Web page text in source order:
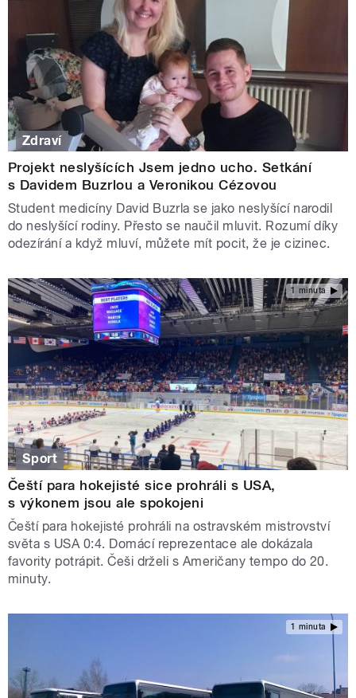
Zdraví
Projekt neslyšících Jsem jedno ucho. Setkání
s Davidem Buzrlou a Veronikou Cézovou
Student medicíny David Buzrla se jako neslyšící narodil
do neslyšící rodiny. Přesto se naučil mluvit. Rozumí díky
odezírání a když mluví, můžete mít pocit, že je cizinec.
1 minuta
Sport
Čeští para hokejisté sice prohráli s USA,
s výkonem jsou ale spokojeni
Čeští para hokejisté prohráli na ostravském mistrovství
světa s USA 0:4. Domácí reprezentace ale dokázala
favority potrápit. Češi drželi s Američany tempo do 20.
minuty.
1 minuta